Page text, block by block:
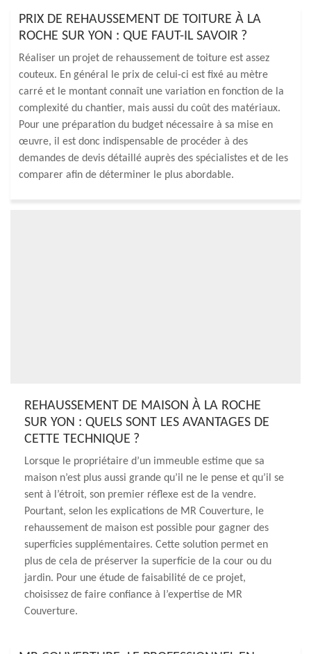
PRIX DE REHAUSSEMENT DE TOITURE À LA
ROCHE SUR YON : QUE FAUT-IL SAVOIR ?
Réaliser un projet de rehaussement de toiture est assez
couteux. En général le prix de celui-ci est fixé au mètre
carré et le montant connaît une variation en fonction de la
complexité du chantier, mais aussi du coût des matériaux.
Pour une préparation du budget nécessaire à sa mise en
œuvre, il est donc indispensable de procéder à des
demandes de devis détaillé auprès des spécialistes et de les
comparer afin de déterminer le plus abordable.
REHAUSSEMENT DE MAISON À LA ROCHE
SUR YON : QUELS SONT LES AVANTAGES DE
CETTE TECHNIQUE ?
Lorsque le propriétaire d’un immeuble estime que sa
maison n’est plus aussi grande qu’il ne le pense et qu’il se
sent à l’étroit, son premier réflexe est de la vendre.
Pourtant, selon les explications de MR Couverture, le
rehaussement de maison est possible pour gagner des
superficies supplémentaires. Cette solution permet en
plus de cela de préserver la superficie de la cour ou du
jardin. Pour une étude de faisabilité de ce projet,
choisissez de faire confiance à l’expertise de MR
Couverture.